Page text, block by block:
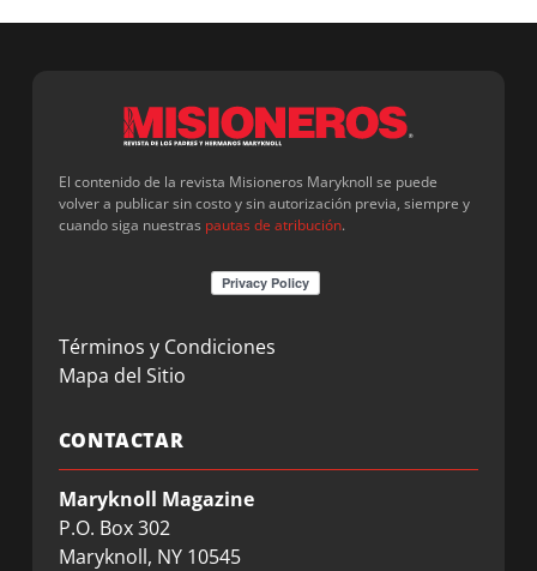
El contenido de la revista Misioneros Maryknoll se puede
volver a publicar sin costo y sin autorización previa, siempre y
cuando siga nuestras pautas de atribución.
Términos y Condiciones
Mapa del Sitio
CONTACTAR
Maryknoll Magazine
P.O. Box 302
Maryknoll, NY 10545